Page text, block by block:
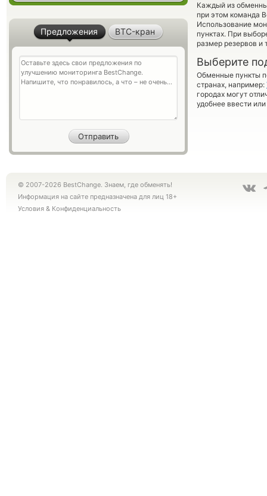
Каждый из
при этом команда
Использование
пунктах. При
размер резервов и
Выберите
Обменные пункты
странах, например:
городах могут
удобнее ввести
Предложения BTC-кран
© 2007-2026 BestChange. Знаем, где обменять!
Информация на сайте предназначена для лиц 18+
Условия & Конфиденциальность